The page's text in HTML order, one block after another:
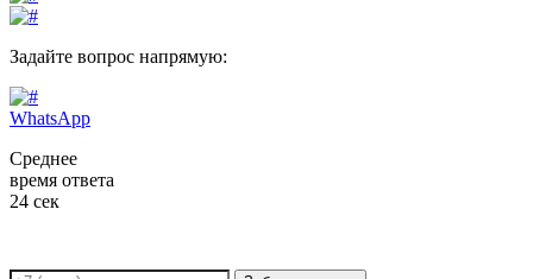
Задайте вопрос напрямую:
WhatsApp
Среднее
время ответа
24 сек